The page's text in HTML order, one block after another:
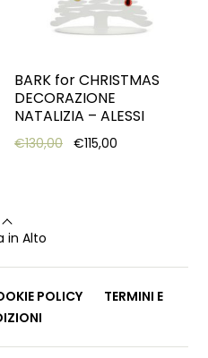
€8,90.
BARK for CHRISTMAS
DECORAZIONE
NATALIZIA – ALESSI
€130,00 Original price was:
€115,00
in Alto
POLICY
TERMINI E